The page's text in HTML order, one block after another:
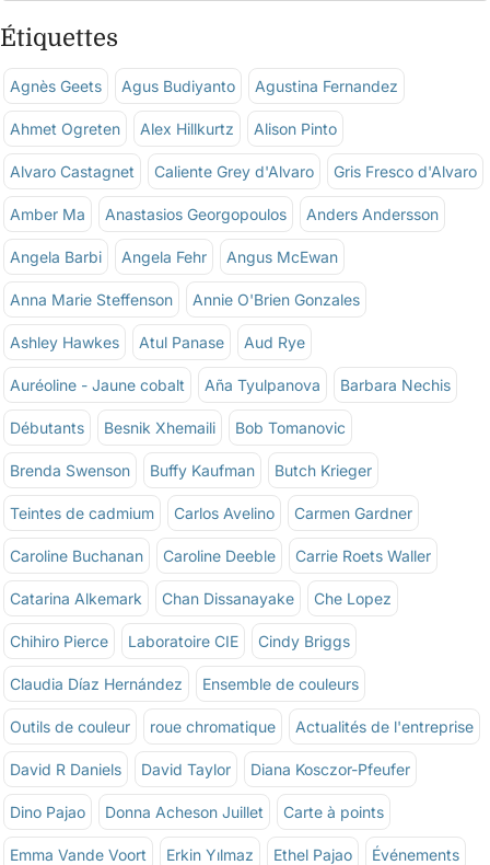
Étiquettes
Agnès Geets Agus Budiyanto Agustina Fernandez
Ahmet Ogreten Alex Hillkurtz Alison Pinto
Alvaro Castagnet Caliente Grey d'Alvaro Gris Fresco d'Alvaro
Amber Ma Anastasios Georgopoulos Anders Andersson
Angela Barbi Angela Fehr Angus McEwan
Anna Marie Steffenson Annie O'Brien Gonzales
Ashley Hawkes Atul Panase Aud Rye
Auréoline - Jaune cobalt Aña Tyulpanova Barbara Nechis
Débutants Besnik Xhemaili Bob Tomanovic
Brenda Swenson Buffy Kaufman Butch Krieger
Teintes de cadmium Carlos Avelino Carmen Gardner
Caroline Buchanan Caroline Deeble Carrie Roets Waller
Catarina Alkemark Chan Dissanayake Che Lopez
Chihiro Pierce Laboratoire CIE Cindy Briggs
Claudia Díaz Hernández Ensemble de couleurs
Outils de couleur roue chromatique Actualités de l'entreprise
David R Daniels David Taylor Diana Kosczor-Pfeufer
Dino Pajao Donna Acheson Juillet Carte à points
Emma Vande Voort Erkin Yılmaz Ethel Pajao Événements